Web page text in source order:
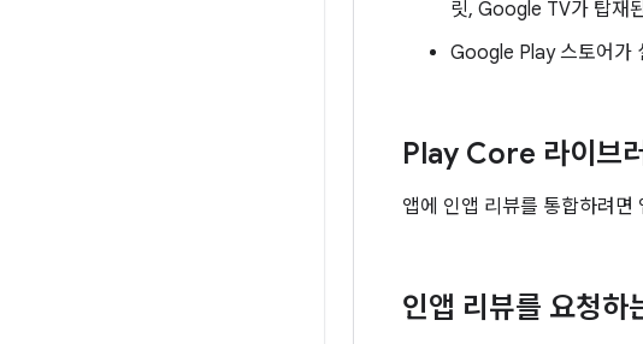
릿, Google TV가 탑재
Google Play 스토어가
Play Core 라이브
앱에 인앱 리뷰를 통합하려면
인앱 리뷰를 요청하